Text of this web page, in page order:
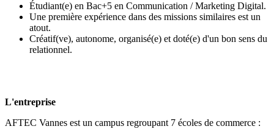
Étudiant(e) en Bac+5 en Communication / Marketing Digital.
Une première expérience dans des missions similaires est un
atout.
Créatif(ve), autonome, organisé(e) et doté(e) d'un bon sens du
relationnel.
L'entreprise
AFTEC Vannes est un campus regroupant 7 écoles de commerce :